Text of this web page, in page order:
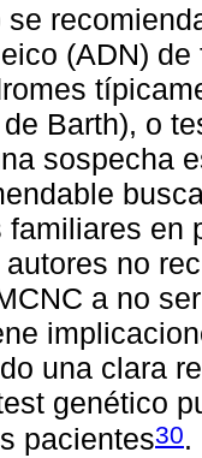
se
(ADN)
Barth), o
sospecha
en
no
a no
una clara
genético
pacientes30.